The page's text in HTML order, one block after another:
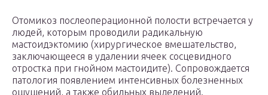
Отомикоз послеоперационной полости встречается у
людей, которым проводили радикальную
мастоидэктомию (хирургическое вмешательство,
заключающееся в удалении ячеек сосцевидного
отростка при гнойном мастоидите). Сопровождается
патология появлением интенсивных болезненных
ощущений, а также обильных выделений.